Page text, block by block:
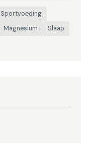
Sportvoeding
Magnesium
Slaap